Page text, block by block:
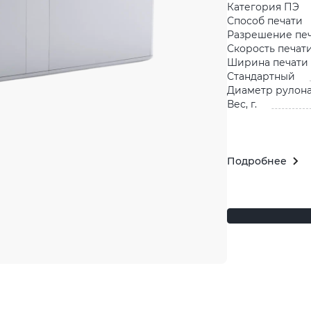
Категория ПЭ
Способ печати
Разрешение
Скорость
Ширина печати
Стандартный
Диаметр
Вес, г.
Подробнее